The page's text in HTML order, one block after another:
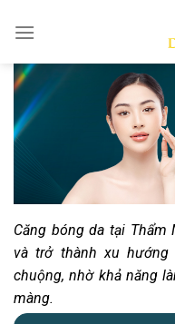
qua
dung
Căng bóng da tại
và trở thành xu
chuộng, nhờ khả năng
màng.